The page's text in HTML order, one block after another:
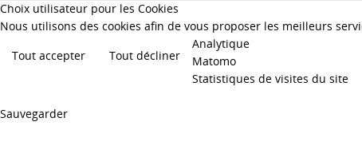
Choix utilisateur pour les Cookies
Nous utilisons des cookies afin de vous proposer les meilleurs
Tout accepter
Tout décliner
Analytique
Matomo
Statistiques de visites du site
Sauvegarder